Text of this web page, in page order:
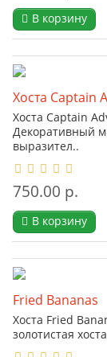
В корзину
Хоста Captain
Хоста Captain
Декоративный
выразител..
750.00 р.
В корзину
Fried Bananas
Хоста Fried
золотистая